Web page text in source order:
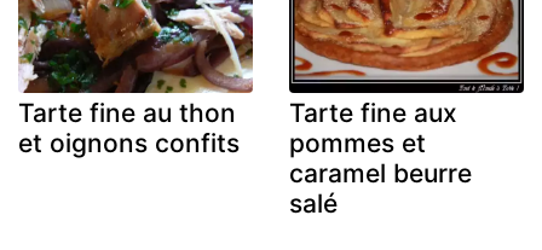
Tarte fine au thon
et oignons confits
Tarte fine aux
pommes et
caramel beurre
salé